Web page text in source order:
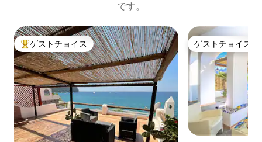
です。
大好評のゲストチョイスです。
ゲストチョイス ゲストチョイス
ゲストチョイス